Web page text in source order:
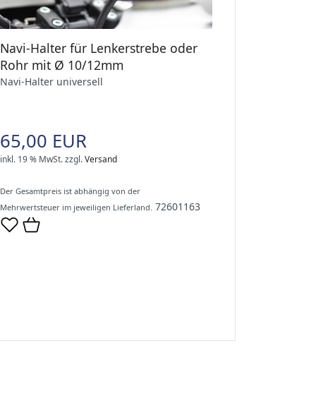
Navi-Halter für Lenkerstrebe oder
Rohr mit Ø 10/12mm
Navi-Halter universell
65,00 EUR
inkl. 19 % MwSt.zzgl.Versand
Der Gesamtpreis ist abhängig von der
Mehrwertsteuer im jeweiligen Lieferland. 72601163